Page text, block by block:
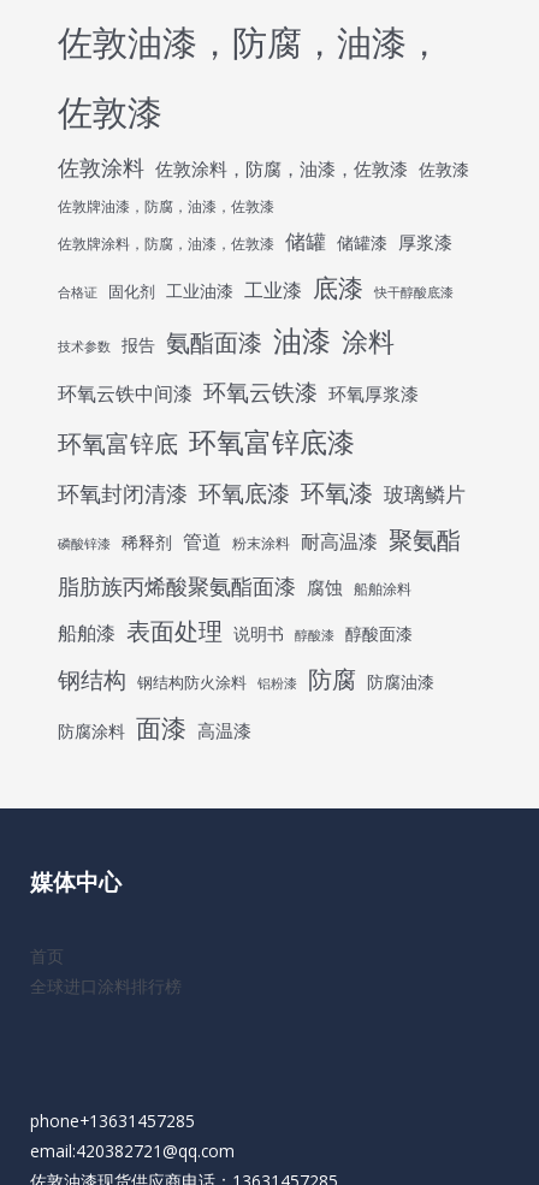
佐敦油漆，防腐，油漆，
佐敦漆
佐敦涂料 佐敦涂料，防腐，油漆，佐敦漆 佐敦漆
佐敦牌油漆，防腐，油漆，佐敦漆
佐敦牌涂料，防腐，油漆，佐敦漆 储罐 储罐漆 厚浆漆
合格证 固化剂 工业油漆 工业漆 底漆 快干醇酸底漆
技术参数 报告 氨酯面漆 油漆 涂料
环氧云铁中间漆 环氧云铁漆 环氧厚浆漆
环氧富锌底 环氧富锌底漆
环氧封闭清漆 环氧底漆 环氧漆 玻璃鳞片
磷酸锌漆 稀释剂 管道 粉末涂料 耐高温漆 聚氨酯
脂肪族丙烯酸聚氨酯面漆 腐蚀 船舶涂料
船舶漆 表面处理 说明书 醇酸漆 醇酸面漆
钢结构 钢结构防火涂料 铝粉漆 防腐 防腐油漆
防腐涂料 面漆 高温漆
媒体中心
首页
全球进口涂料排行榜
phone+13631457285
email:420382721@qq.com
佐敦油漆现货供应商电话：13631457285